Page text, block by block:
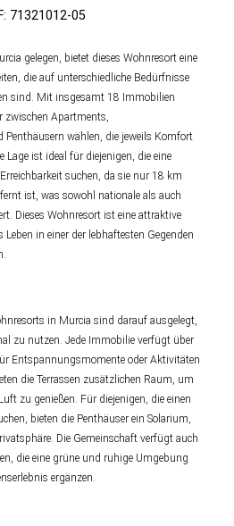
71321012-05
gelegen, bietet dieses Wohnresort eine
die auf unterschiedliche Bedürfnisse
sind. Mit insgesamt 18 Immobilien
zwischen Apartments,
Penthäusern wählen, die jeweils Komfort
ist ideal für diejenigen, die eine
suchen, da sie nur 18 km
ist, was sowohl nationale als auch
Dieses Wohnresort ist eine attraktive
in einer der lebhaftesten Gegenden
in Murcia sind darauf ausgelegt,
zu nutzen. Jede Immobilie verfügt über
Entspannungsmomente oder Aktivitäten
die Terrassen zusätzlichen Raum, um
zu genießen. Für diejenigen, die einen
bieten die Penthäuser ein Solarium,
Die Gemeinschaft verfügt auch
die eine grüne und ruhige Umgebung
ergänzen.